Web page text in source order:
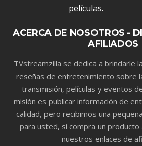
ACERCA DE NOSOTROS -
AFILIADOS
TVstreamzilla se dedica a brindarle
reseñas de entretenimiento sobre
transmisión, películas y eventos
misión es publicar información de
calidad, pero recibimos una
para usted, si compra un
nuestros enlaces de